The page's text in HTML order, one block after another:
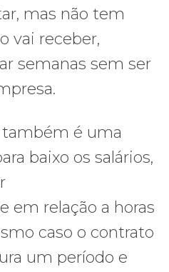
mas não tem
vai receber,
semanas sem ser
é uma
baixo os salários,
em relação a horas
caso o contrato
um período e